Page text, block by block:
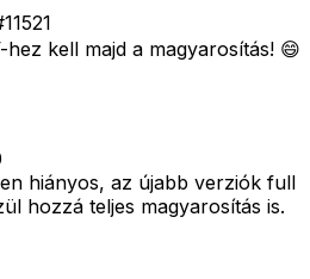
11521
kell majd a magyarosítás! 😄
hiányos, az újabb verziók full
hozzá teljes magyarosítás is.